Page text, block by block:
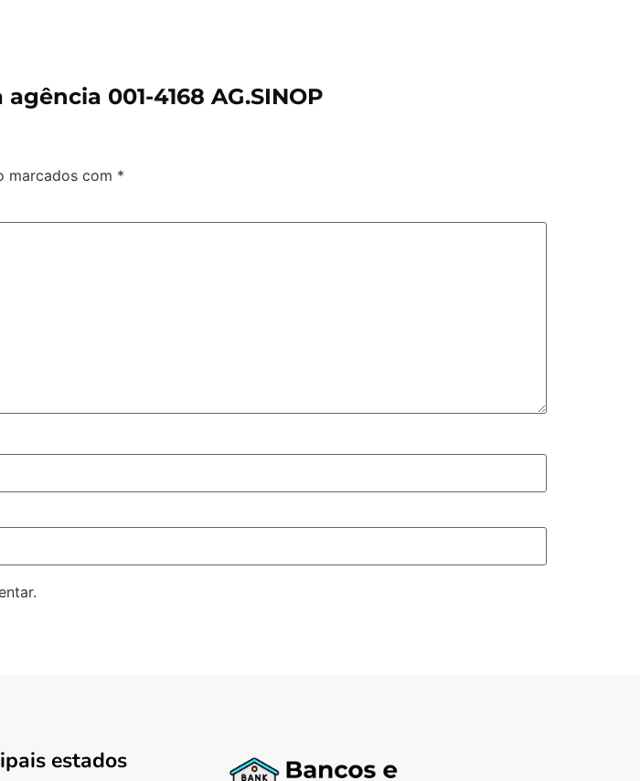
001-4168 AG.SINOP
marcados com *
estados